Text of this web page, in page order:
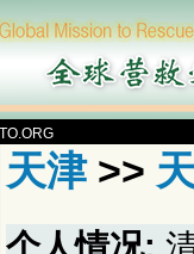
天津>>